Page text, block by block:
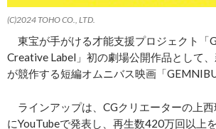
(C)2024 TOHO CO., LTD.
東宝が手がける才能支援プロジェクト「
Creative Label」初の劇場公開作品として
が競作する短編オムニバス映画「
ラインアップは、CGクリエーターの上
にYouTubeで発表し、再生数420万回以上